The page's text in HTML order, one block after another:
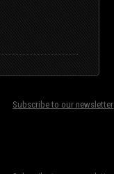
Subscribe to our newsletter